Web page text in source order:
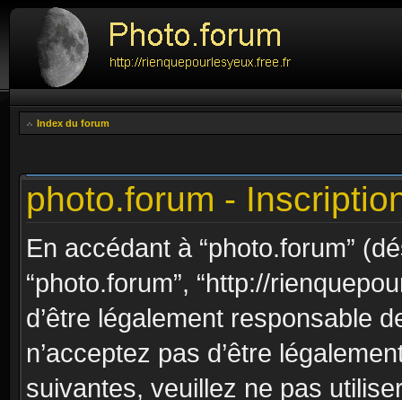
Index du forum
photo.forum -
En accédant à “photo.forum”
“photo.forum”, “http://
d’être légalement responsable
n’acceptez pas d’être
suivantes, veuillez ne pas